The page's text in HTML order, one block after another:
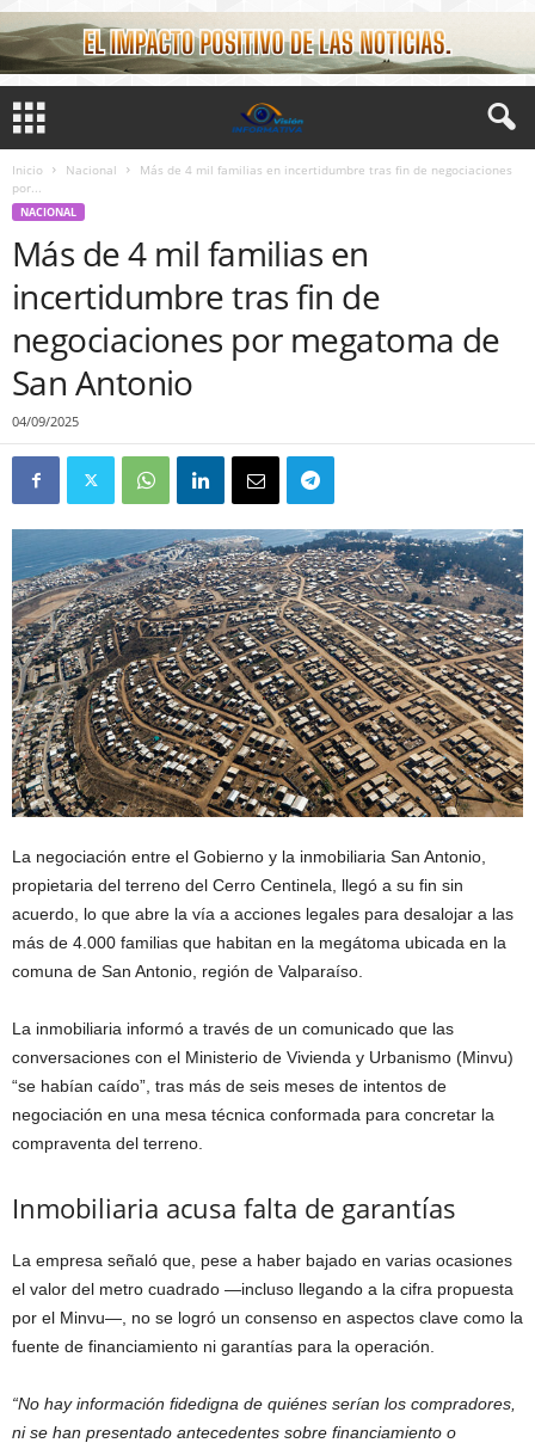
Inicio Nacional
Más de 4 mil familias en incertidumbre tras fin de negociaciones
por...
NACIONAL
Más de 4 mil familias en
incertidumbre tras fin de
negociaciones por megatoma de
San Antonio
04/09/2025
La negociación entre el Gobierno y la inmobiliaria San Antonio,
propietaria del terreno del Cerro Centinela, llegó a su fin sin
acuerdo, lo que abre la vía a acciones legales para desalojar a las
más de 4.000 familias que habitan en la megátoma ubicada en la
comuna de San Antonio, región de Valparaíso.
La inmobiliaria informó a través de un comunicado que las
conversaciones con el Ministerio de Vivienda y Urbanismo (Minvu)
“se habían caído”, tras más de seis meses de intentos de
negociación en una mesa técnica conformada para concretar la
compraventa del terreno.
Inmobiliaria acusa falta de garantías
La empresa señaló que, pese a haber bajado en varias ocasiones
el valor del metro cuadrado —incluso llegando a la cifra propuesta
por el Minvu—, no se logró un consenso en aspectos clave como la
fuente de financiamiento ni garantías para la operación.
“No hay información fidedigna de quiénes serían los compradores,
ni se han presentado antecedentes sobre financiamiento o